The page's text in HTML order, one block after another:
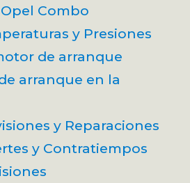
Combo
y Presiones
de arranque
arranque en la
y Reparaciones
y Contratiempos